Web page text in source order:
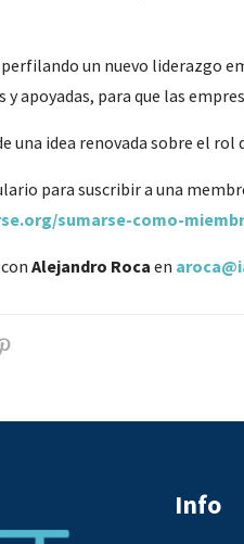
un nuevo liderazgo
apoyadas, para que las
una idea renovada sobre el
para suscribir a una
sumarse-como-
Alejandro Roca en
Info